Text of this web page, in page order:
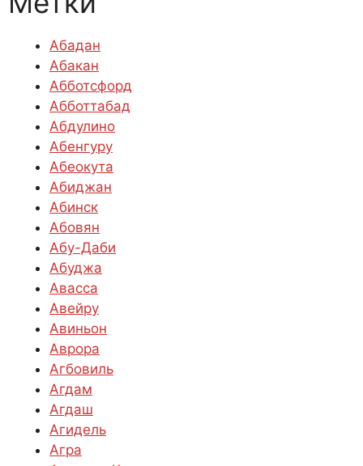
Абадан
Абакан
Абботсфорд
Абботтабад
Абдулино
Абенгуру
Абеокута
Абиджан
Абинск
Абовян
Абу-Даби
Абуджа
Авасса
Авейру
Авиньон
Аврора
Агбовиль
Агдам
Агдаш
Агидель
Агра